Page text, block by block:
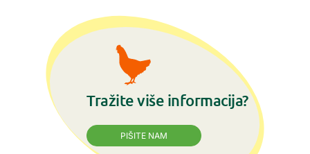
Tražite više informacija?
PIŠITE NAM